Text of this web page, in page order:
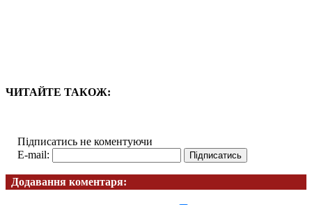
ЧИТАЙТЕ ТАКОЖ:
Підписатись не коментуючи
E-mail:
Додавання коментаря: